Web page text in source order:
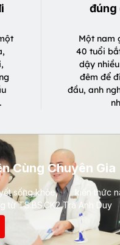
đúng
Một nam
40 tuổi
dậy
đêm để
đầu, anh
Cùng Chuyên Gia
sống khỏe, kiến thức
từ TS.BS.CK2 Trà Anh Duy